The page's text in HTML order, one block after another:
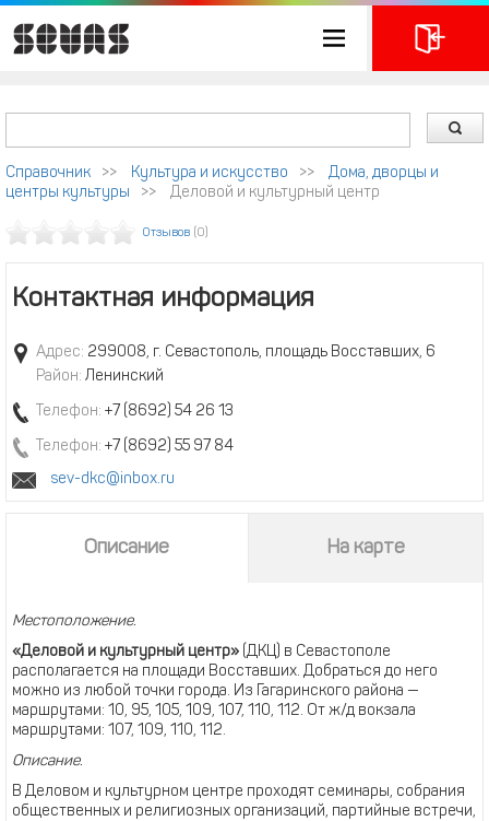
Справочник >> Культура и искусство >>
Дома, дворцы и
центры культуры
>> Деловой и культурный центр
Отзывов (0)
Контактная информация
Адрес: 299008, г. Севастополь, площадь Восставших, 6
Район: Ленинский
Телефон: +7 (8692) 54 26 13
Телефон: +7 (8692) 55 97 84
sev-dkc@inbox.ru
Описание На карте
Местоположение.
«Деловой и культурный центр» (ДКЦ) в Севастополе
располагается на площади Восставших. Добраться до него
можно из любой точки города. Из Гагаринского района —
маршрутами: 10, 95, 105, 109, 107, 110, 112. От ж/д вокзала
маршрутами: 107, 109, 110, 112.
Описание.
В Деловом и культурном центре проходят семинары, собрания
общественных и религиозных организаций, партийные встречи,